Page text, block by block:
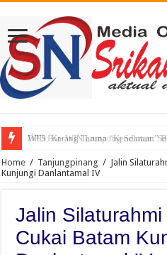
WFS: Karang Taruna
DPD For- WIN Lampung Selatan:
Home / Tanjungpinang / Jalin
Kunjungi Danlantamal IV
Jalin
Cukai Batam